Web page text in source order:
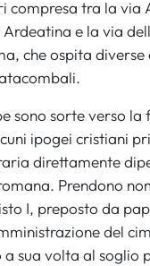
compresa tra la via
e la via
che ospita diverse
sono sorte verso la
ipogei cristiani
direttamente
Prendono
I, preposto da
del
a sua volta al soglio